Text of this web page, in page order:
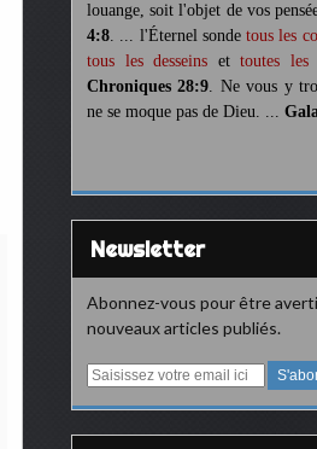
louange, soit l'objet de vos
4:8. ... l'Éternel sonde tous les
tous les desseins et toutes les
Chroniques 28:9. Ne vous y
ne se moque pas de Dieu. ...
Newsletter
Abonnez-vous pour être
nouveaux articles publiés.
E
a
i